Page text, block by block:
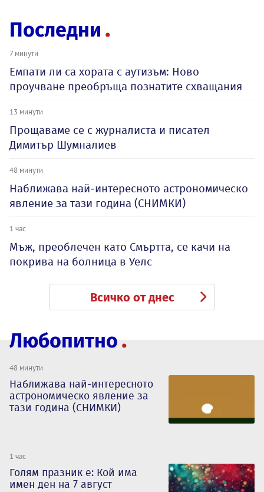
Последни
7 минути
Емпати ли са хората с аутизъм: Ново
проучване преобръща познатите схващания
13 минути
Прощаваме се с журналиста и писател
Димитър Шумналиев
48 минути
Наближава най-интересното астрономическо
явление за тази година (СНИМКИ)
1 час
Мъж, преоблечен като Смъртта, се качи на
покрива на болница в Уелс
Всичко от днес
Любопитно
48 минути
Наближава най-интересното
астрономическо явление за
тази година (СНИМКИ)
1 час
Голям празник е: Кой има
имен ден на 7 август